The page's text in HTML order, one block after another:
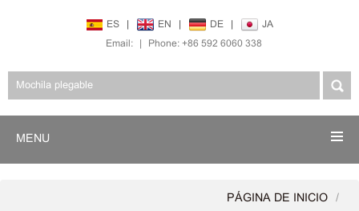
ES | EN | DE |
JA
Email: | Phone: +86 592 6060 338
MENU
PÁGINA DE INICIO